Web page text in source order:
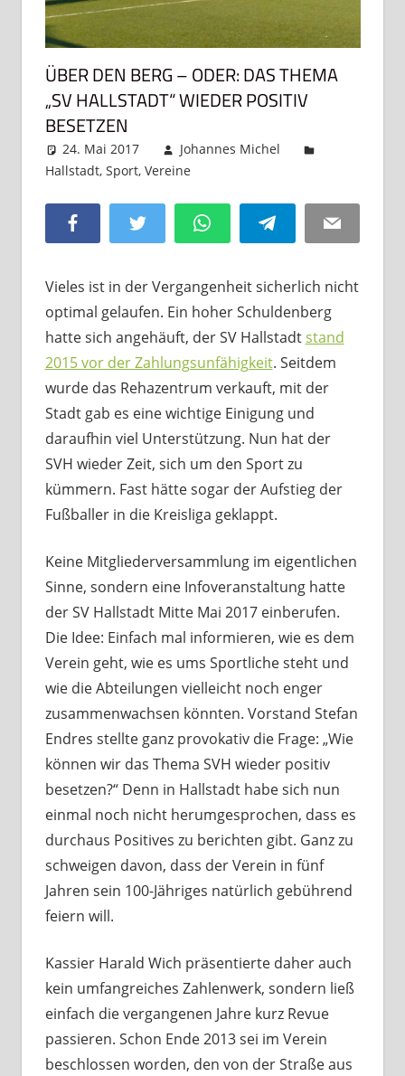
ÜBER DEN BERG – ODER: DAS THEMA
„SV HALLSTADT“ WIEDER POSITIV
BESETZEN
24. Mai 2017
Johannes Michel
Hallstadt, Sport, Vereine
Facebook Twitter WhatsAppTelegram Email
Vieles ist in der Vergangenheit sicherlich nicht
optimal gelaufen. Ein hoher Schuldenberg
hatte sich angehäuft, der SV Hallstadtstand
2015 vor der Zahlungsunfähigkeit. Seitdem
wurde das Rehazentrum verkauft, mit der
Stadt gab es eine wichtige Einigung und
daraufhin viel Unterstützung. Nun hat der
SVH wieder Zeit, sich um den Sport zu
kümmern. Fast hätte sogar der Aufstieg der
Fußballer in die Kreisliga geklappt.
Keine Mitgliederversammlung im eigentlichen
Sinne, sondern eine Infoveranstaltung hatte
der SV Hallstadt Mitte Mai 2017 einberufen.
Die Idee: Einfach mal informieren, wie es dem
Verein geht, wie es ums Sportliche steht und
wie die Abteilungen vielleicht noch enger
zusammenwachsen könnten. Vorstand Stefan
Endres stellte ganz provokativ die Frage: „Wie
können wir das Thema SVH wieder positiv
besetzen?“ Denn in Hallstadt habe sich nun
einmal noch nicht herumgesprochen, dass es
durchaus Positives zu berichten gibt. Ganz zu
schweigen davon, dass der Verein in fünf
Jahren sein 100-Jähriges natürlich gebührend
feiern will.
Kassier Harald Wich präsentierte daher auch
kein umfangreiches Zahlenwerk, sondern ließ
einfach die vergangenen Jahre kurz Revue
passieren. Schon Ende 2013 sei im Verein
beschlossen worden, den von der Straße aus